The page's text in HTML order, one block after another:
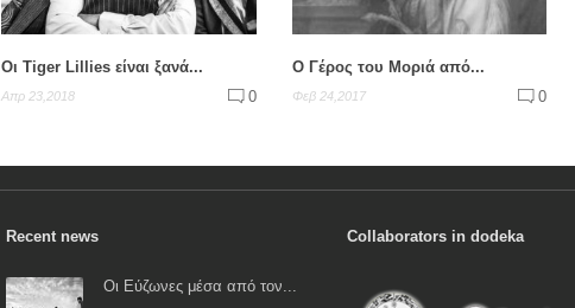
Οι Tiger Lillies είναι ξανά...
Απρ 23,2018 0
Ο Γέρος του Μοριά από...
Φεβ 24,2017 0
Recent news
Οι Εύζωνες μέσα από τον...
Collaborators in dodeka